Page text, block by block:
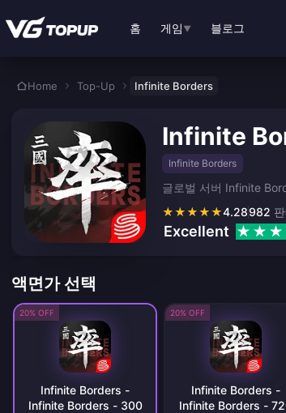
홈 게임 ▼ 블로그
Home Top-Up Infinite Borders
Infinite
Infinite Borders
글로벌 서버 Infinite
★★★★★4.28982
Excellent
액면가 선택
20% OFF
Infinite Borders -
Infinite Borders - 300
20% OFF
Infinite Borders -
Infinite Borders -